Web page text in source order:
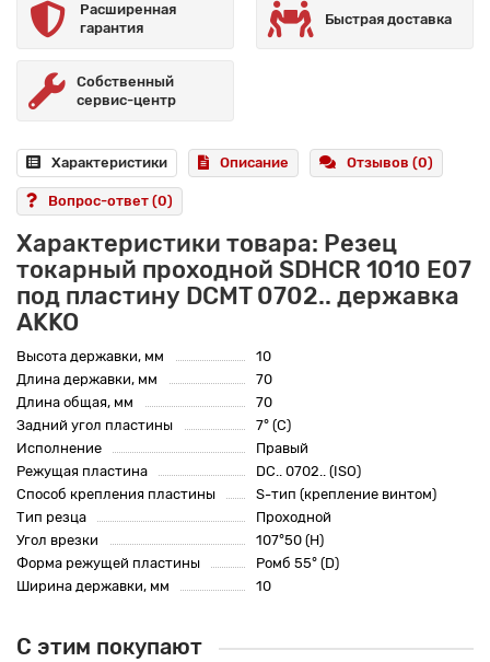
Расширенная
гарантия
Быстрая доставка
Собственный
сервис-центр
Характеристики Описание Отзывов (0)
Вопрос-ответ (0)
Характеристики товара: Резец
токарный проходной SDHCR 1010 E07
под пластину DCMT 0702.. державка
AKKO
Высота державки, мм
10
Длина державки, мм
70
Длина общая, мм
70
Задний угол пластины
7° (C)
Исполнение
Правый
Режущая пластина
DC.. 0702.. (ISO)
Способ крепления пластины
S-тип (крепление винтом)
Тип резца
Проходной
Угол врезки
107°50 (H)
Форма режущей пластины
Ромб 55° (D)
Ширина державки, мм
10
С этим покупают